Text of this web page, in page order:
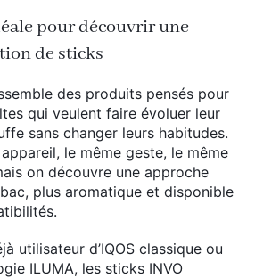
pour découvrir une
de sticks
des produits pensés pour
qui veulent faire évoluer leur
sans changer leurs habitudes.
le même geste, le même
on découvre une approche
plus aromatique et disponible
utilisateur d’IQOS classique ou
ILUMA, les sticks INVO